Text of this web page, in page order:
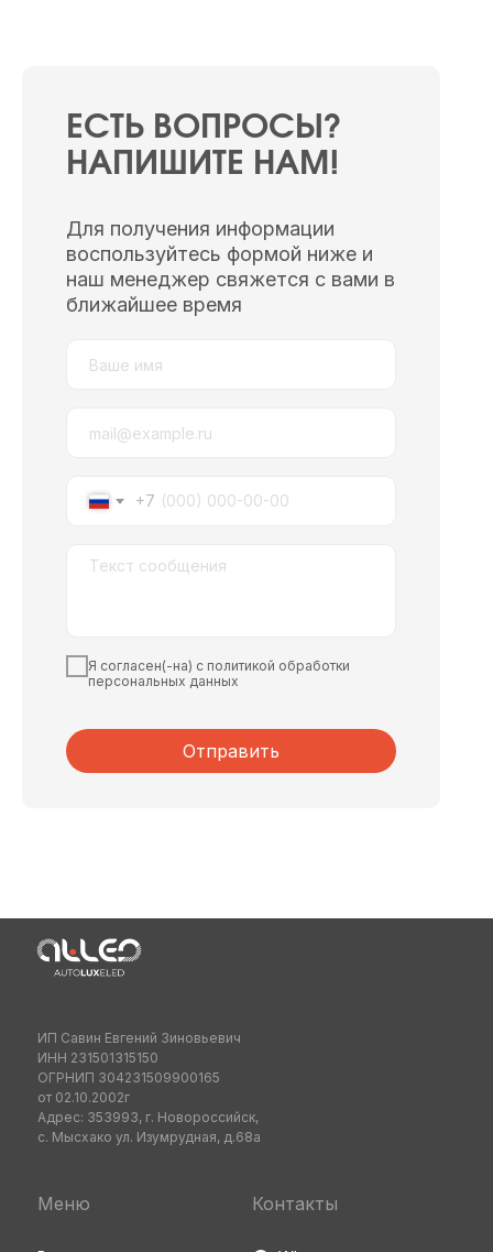
ЕСТЬ ВОПРОСЫ?
НАПИШИТЕ НАМ!
Для получения информации
воспользуйтесь формой ниже и
наш менеджер свяжется с вами в
ближайшее время
+7
Я согласен(-на) с политикой обработки
персональных данных
Отправить
ИП Савин Евгений Зиновьевич
ИНН 231501315150
ОГРНИП 304231509900165
от 02.10.2002г
Адрес: 353993, г. Новороссийск,
с. Мысхако ул. Изумрудная, д.68а
Меню Контакты